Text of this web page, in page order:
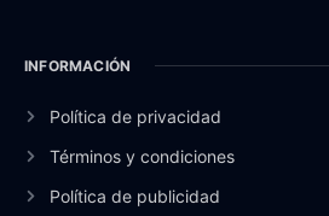
INFORMACIÓN
Política de privacidad
Términos y condiciones
Política de publicidad